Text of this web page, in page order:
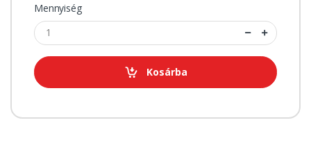
Mennyiség
Kosárba